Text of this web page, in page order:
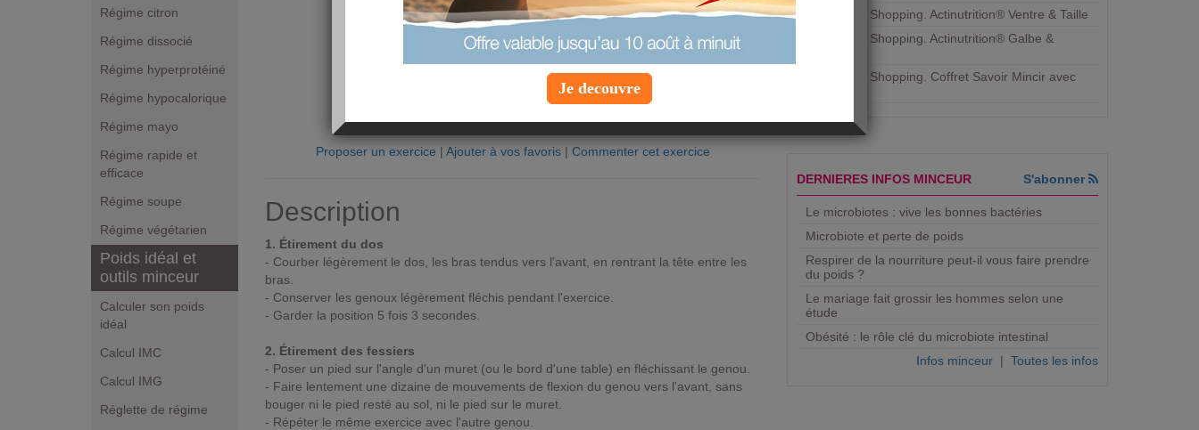
Régime citron
Régime dissocié
Régime hyperprotéiné
Régime hypocalorique
Régime mayo
Régime rapide et
efficace
Régime soupe
Régime végétarien
Poids idéal et
outils minceur
Calculer son poids
idéal
Calcul IMC
Calcul IMG
Réglette de régime
Proposer un exercice | Ajouter à vos favoris| Commenter cet exercice
Description
1. Étirement du dos
- Courber légèrement le dos, les bras tendus vers l'avant, en rentrant la tête entre les
bras.
- Conserver les genoux légèrement fléchis pendant l'exercice.
- Garder la position 5 fois 3 secondes.
2. Étirement des fessiers
- Poser un pied sur l'angle d'un muret (ou le bord d'une table) en fléchissant le genou.
- Faire lentement une dizaine de mouvements de flexion du genou vers l'avant, sans
bouger ni le pied resté au sol, ni le pied sur le muret.
- Répéter le même exercice avec l'autre genou.
Aujourdhui Shopping. Actinutrition® Ventre & Taille
Aujourdhui Shopping. Actinutrition® Galbe &
Aujourdhui Shopping. ​Coffret Savoir Mincir avec
DERNIERES INFOS MINCEUR S'abonner
Le microbiotes : vive les bonnes bactéries
Microbiote et perte de poids
Respirer de la nourriture peut-il vous faire prendre
du poids ?
Le mariage fait grossir les hommes selon une
étude
Obésité : le rôle clé du microbiote intestinal
Infos minceur | Toutes les infos
Je decouvre